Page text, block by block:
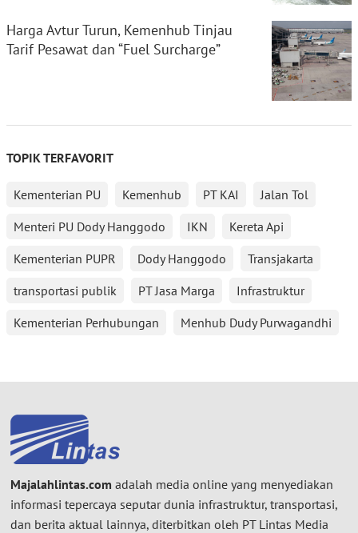
Harga Avtur Turun, Kemenhub Tinjau
Tarif Pesawat dan “Fuel Surcharge”
TOPIK TERFAVORIT
Kementerian PU Kemenhub PT KAI
Jalan Tol
Menteri PU Dody Hanggodo
IKN
Kereta Api
Kementerian PUPR
Dody Hanggodo
Transjakarta
transportasi publik
PT Jasa Marga
Infrastruktur
Kementerian Perhubungan
Menhub Dudy Purwagandhi
Majalahlintas.com adalah media online yang menyediakan
informasi tepercaya seputar dunia infrastruktur, transportasi,
dan berita aktual lainnya, diterbitkan oleh PT Lintas Media